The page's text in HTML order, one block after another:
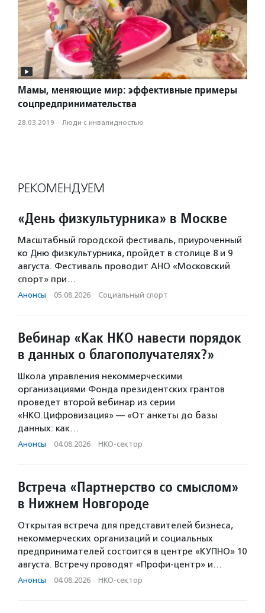
Мамы, меняющие мир: эффективные примеры
соцпредпринимательства
28.03.2019 · Люди с инвалидностью
РЕКОМЕНДУЕМ
«День физкультурника» в Москве
Масштабный городской фестиваль, приуроченный
ко Дню физкультурника, пройдет в столице 8 и 9
августа. Фестиваль проводит АНО «Московский
спорт» при…
Анонсы · 05.08.2026 · Социальный спорт
Вебинар «Как НКО навести порядок
в данных о благополучателях?»
Школа управления некоммерческими
организациями Фонда президентских грантов
проведет второй вебинар из серии
«НКО.Цифровизация» — «От анкеты до базы
данных: как…
Анонсы · 04.08.2026 · НКО-сектор
Встреча «Партнерство со смыслом»
в Нижнем Новгороде
Открытая встреча для представителей бизнеса,
некоммерческих организаций и социальных
предпринимателей состоится в центре «КУПНО» 10
августа. Встречу проводят «Профи-центр» и…
Анонсы · 04.08.2026 · НКО-сектор